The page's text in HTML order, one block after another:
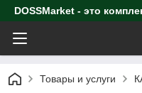
DOSSMarket - это
Товары и услуги